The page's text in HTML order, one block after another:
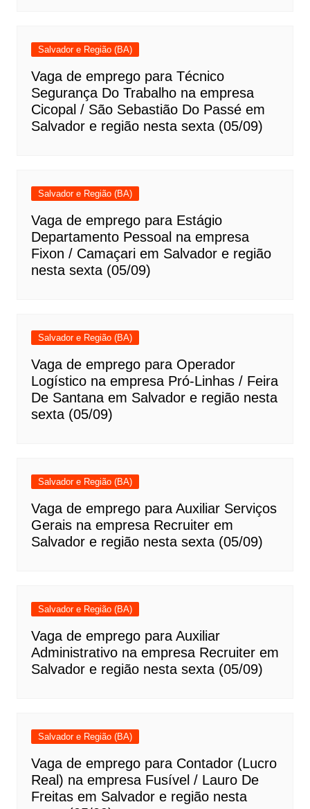
Salvador e Região (BA)
Vaga de emprego para Técnico
Segurança Do Trabalho na empresa
Cicopal / São Sebastião Do Passé em
Salvador e região nesta sexta (05/09)
Salvador e Região (BA)
Vaga de emprego para Estágio
Departamento Pessoal na empresa
Fixon / Camaçari em Salvador e região
nesta sexta (05/09)
Salvador e Região (BA)
Vaga de emprego para Operador
Logístico na empresa Pró-Linhas / Feira
De Santana em Salvador e região nesta
sexta (05/09)
Salvador e Região (BA)
Vaga de emprego para Auxiliar Serviços
Gerais na empresa Recruiter em
Salvador e região nesta sexta (05/09)
Salvador e Região (BA)
Vaga de emprego para Auxiliar
Administrativo na empresa Recruiter em
Salvador e região nesta sexta (05/09)
Salvador e Região (BA)
Vaga de emprego para Contador (Lucro
Real) na empresa Fusível / Lauro De
Freitas em Salvador e região nesta